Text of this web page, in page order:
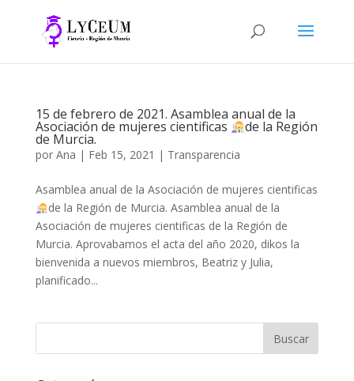
15 de febrero de 2021. Asamblea anual de la
Asociación de mujeres cientificas de la Región
de Murcia.
por Ana | Feb 15, 2021 | Transparencia
Asamblea anual de la Asociación de mujeres cientificas
de la Región de Murcia. Asamblea anual de la
Asociación de mujeres cientificas de la Región de
Murcia. Aprovabamos el acta del año 2020, dikos la
bienvenida a nuevos miembros, Beatriz y Julia,
planificado...